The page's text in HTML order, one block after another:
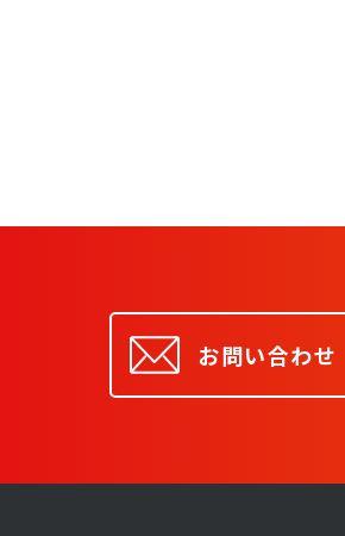
お問い合わせ